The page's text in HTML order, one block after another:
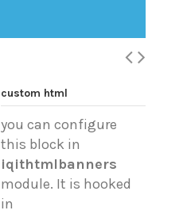
custom html
you can configure
this block in
iqithtmlbanners
module. It is hooked
in